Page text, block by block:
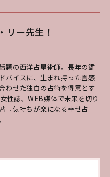
リー先生！
題の西洋占星術師。長年の鑑
バイスに、生まれ持った霊感
わせた独自の占術を得意とす
性誌、WEB媒体で未来を切り
『気持ちが楽になる幸せ占